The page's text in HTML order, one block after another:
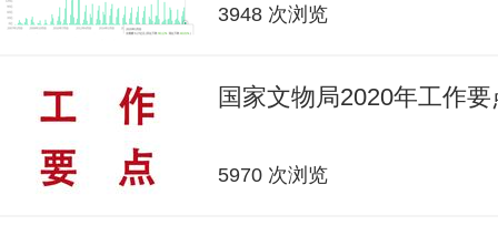
3948 次浏览
国家文物局2020年工作要
5970 次浏览